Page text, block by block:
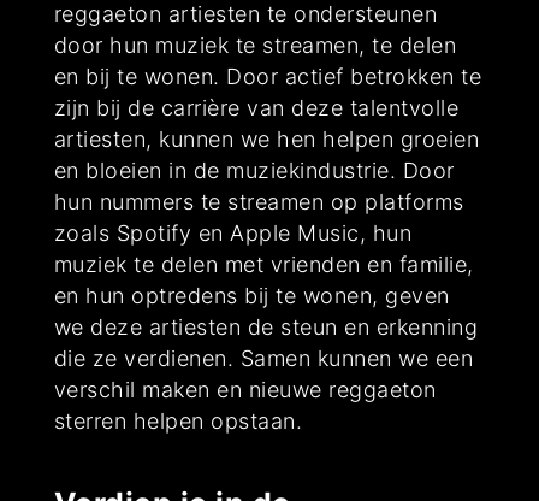
reggaeton artiesten te ondersteunen
door hun muziek te streamen, te delen
en bij te wonen. Door actief betrokken te
zijn bij de carrière van deze talentvolle
artiesten, kunnen we hen helpen groeien
en bloeien in de muziekindustrie. Door
hun nummers te streamen op platforms
zoals Spotify en Apple Music, hun
muziek te delen met vrienden en familie,
en hun optredens bij te wonen, geven
we deze artiesten de steun en erkenning
die ze verdienen. Samen kunnen we een
verschil maken en nieuwe reggaeton
sterren helpen opstaan.